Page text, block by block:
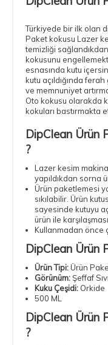
Türkiyede bir ilk olan
Paket kokusu Lazer
temizliği
kokusunu
esnasında kutu
kutu açıldığında
ve memnuniyet
Oto kokusu olarakda
kokuları bastırmakta
DipClean Ürün
?
Lazer kesim
yapıldıkdan sorna
Ürün paketlemesi
sıkılabilir. Ürün
sayesinde kutuyu
ürün ile
Kullanmadan önce
DipClean Ürün
Ürün Tipi:Ürün
Görünüm:Şeffaf Sıvı
Kuku Çeşidi: Orkide
500 ML
DipClean Ürün
?